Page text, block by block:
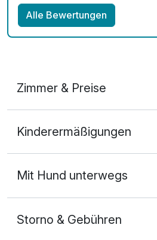
Alle Bewertungen
Zimmer & Preise
2 Erwachsene
Kinderermäßigungen
Mit Hund unterwegs
Storno & Gebühren